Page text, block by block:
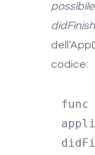
codice:
func